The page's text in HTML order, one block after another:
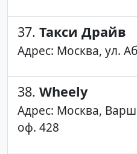
37. Такси Драйв
Адрес: Москва, ул.
38. Wheely
Адрес: Москва,
оф. 428